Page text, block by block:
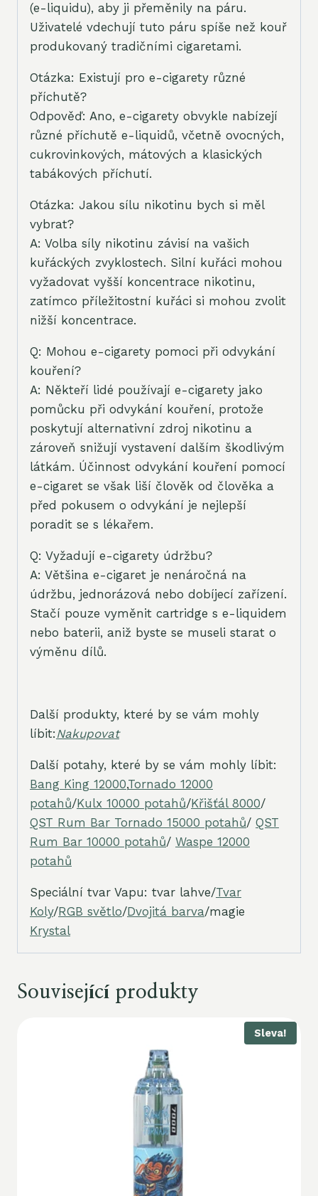
(e-liquidu), aby ji přeměnily na páru.
Uživatelé vdechují tuto páru spíše než kouř
produkovaný tradičními cigaretami.
Otázka: Existují pro e-cigarety různé
příchutě?
Odpověď: Ano, e-cigarety obvykle nabízejí
různé příchutě e-liquidů, včetně ovocných,
cukrovinkových, mátových a klasických
tabákových příchutí.
Otázka: Jakou sílu nikotinu bych si měl
vybrat?
A: Volba síly nikotinu závisí na vašich
kuřáckých zvyklostech. Silní kuřáci mohou
vyžadovat vyšší koncentrace nikotinu,
zatímco příležitostní kuřáci si mohou zvolit
nižší koncentrace.
Q: Mohou e-cigarety pomoci při odvykání
kouření?
A: Někteří lidé používají e-cigarety jako
pomůcku při odvykání kouření, protože
poskytují alternativní zdroj nikotinu a
zároveň snižují vystavení dalším škodlivým
látkám. Účinnost odvykání kouření pomocí
e-cigaret se však liší člověk od člověka a
před pokusem o odvykání je nejlepší
poradit se s lékařem.
Q: Vyžadují e-cigarety údržbu?
A: Většina e-cigaret je nenáročná na
údržbu, jednorázová nebo dobíjecí zařízení.
Stačí pouze vyměnit cartridge s e-liquidem
nebo baterii, aniž byste se museli starat o
výměnu dílů.
Další produkty, které by se vám mohly
líbit: Nakupovat
Další potahy, které by se vám mohly líbit:
Bang King 12000,Tornado 12000
potahů/Kulx 10000 potahů/Křišťál 8000/
QST Rum Bar Tornado 15000 potahů/ QST
Rum Bar 10000 potahů/ Waspe 12000
potahů
Speciální tvar Vapu: tvar lahve/Tvar
Koly/RGB světlo/Dvojitá barva/magie
Krystal
Související produkty
Sleva!